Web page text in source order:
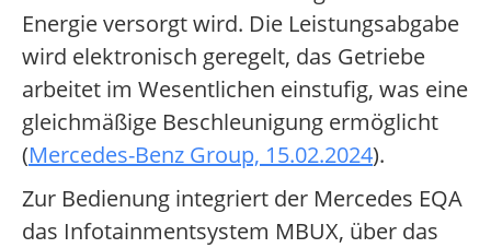
Energie versorgt wird. Die Leistungsabgabe
wird elektronisch geregelt, das Getriebe
arbeitet im Wesentlichen einstufig, was eine
gleichmäßige Beschleunigung ermöglicht
(Mercedes-Benz Group, 15.02.2024).
Zur Bedienung integriert der Mercedes EQA
das Infotainmentsystem MBUX, über das